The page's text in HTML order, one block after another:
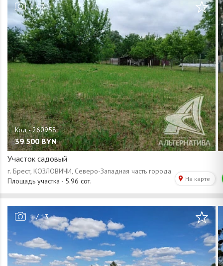
1/7
39 500 BYN
Участок садовый
1/13